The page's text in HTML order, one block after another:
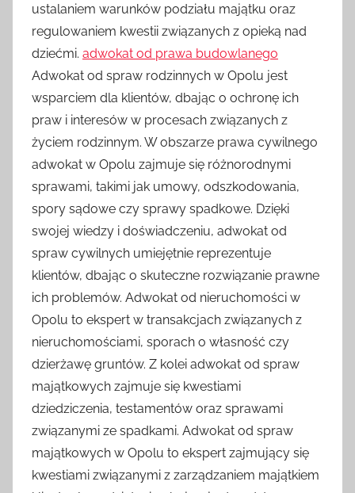
ustalaniem warunków podziału majątku oraz
regulowaniem kwestii związanych z opieką nad
dziećmi. adwokat od prawa budowlanego
Adwokat od spraw rodzinnych w Opolu jest
wsparciem dla klientów, dbając o ochronę ich
praw i interesów w procesach związanych z
życiem rodzinnym. W obszarze prawa cywilnego
adwokat w Opolu zajmuje się różnorodnymi
sprawami, takimi jak umowy, odszkodowania,
spory sądowe czy sprawy spadkowe. Dzięki
swojej wiedzy i doświadczeniu, adwokat od
spraw cywilnych umiejętnie reprezentuje
klientów, dbając o skuteczne rozwiązanie prawne
ich problemów. Adwokat od nieruchomości w
Opolu to ekspert w transakcjach związanych z
nieruchomościami, sporach o własność czy
dzierżawę gruntów. Z kolei adwokat od spraw
majątkowych zajmuje się kwestiami
dziedziczenia, testamentów oraz sprawami
związanymi ze spadkami. Adwokat od spraw
majątkowych w Opolu to ekspert zajmujący się
kwestiami związanymi z zarządzaniem majątkiem